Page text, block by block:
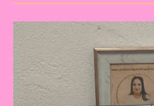
Dona
Aranha:
Planejamento
Semanal
Para
Educação
Infantil